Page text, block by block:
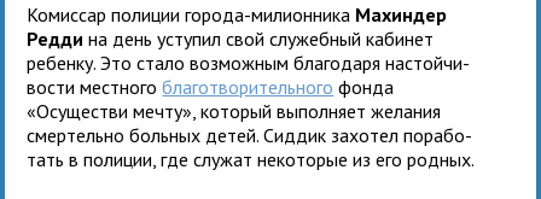
Комиссар поли­ции города-мили­он­ника Махиндер
Редди на день усту­пил свой слу­жеб­ный каби­нет
ребенку. Это стало воз­мож­ным бла­го­даря настой­чи­
во­сти мест­ногобла­го­тво­ри­тель­ного фонда
«Осуществи мечту», кото­рый выпол­няет жела­ния
смер­тельно боль­ных детей. Сиддик захо­тел пора­бо­
тать в поли­ции, где слу­жат неко­то­рые из его родных.